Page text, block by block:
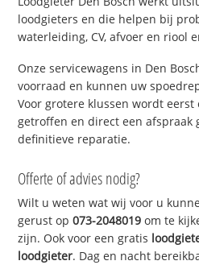
loodgieters en die helpen bij
waterleiding, CV, afvoer en riool
Onze servicewagens in Den
voorraad en kunnen uw
Voor grotere klussen wordt
getroffen en direct een afspraak
definitieve reparatie.
Offerte of advies nodig?
Wilt u weten wat wij voor u
gerust op073-2048019 om te
zijn. Ook voor een gratis
loodgieter. Dag en nacht